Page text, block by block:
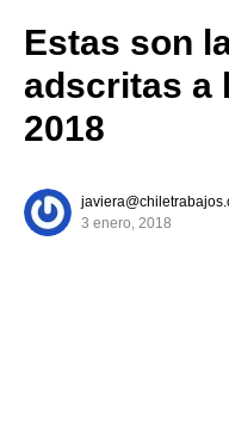
Estas son
adscritas a
2018
3 enero, 2018